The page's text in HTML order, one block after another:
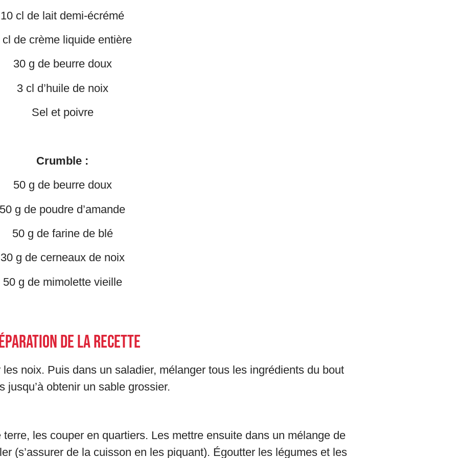
10 cl de lait demi-écrémé
cl de crème liquide entière
30 g de beurre doux
3 cl d’huile de noix
Sel et poivre
Crumble :
50 g de beurre doux
50 g de poudre d’amande
50 g de farine de blé
30 g de cerneaux de noix
50 g de mimolette vieille
de la recette
noix. Puis dans un saladier, mélanger tous les ingrédients du bout
jusqu’à obtenir un sable grossier.
les couper en quartiers. Les mettre ensuite dans un mélange de
(s’assurer de la cuisson en les piquant). Égoutter les légumes et les